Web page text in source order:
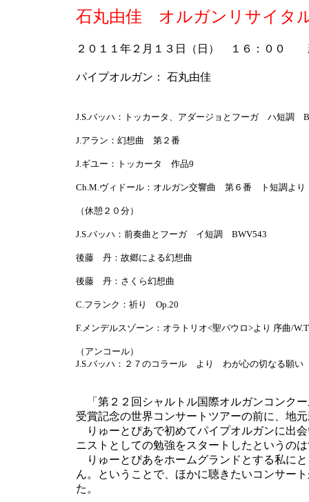
石丸由佳 オルガンリサイタ
２０１１年２月１３日（日） １６：００
パイプオルガン： 石丸由佳
J.S.バッハ：トッカータ、アダージョとフーガ ハ短調
J.アラン：幻想曲 第２番
J.ギユー：トッカータ 作品9
Ch.M.ヴィドール：オルガン交響曲 第６番 ト短調よ
（休憩２０分）
J.S.バッハ：前奏曲とフーガ イ短調 BWV543
後藤 丹：故郷による幻想曲
後藤 丹：さくら幻想曲
C.フランク：祈り Op.20
F.メンデルスゾーン：オラトリオ<聖パウロ>より 序曲/
（アンコール）
J.S.バッハ：２７のコラール より わが心の切なる願
「第２２回シャルトル国際オルガンコンク
受賞記念の世界コンサートツアーの前に、地
りゅーとぴあで初めてパイプオルガンに出
ニストとしての勉強をスタートしたというの
りゅーとぴあをホームグランドとする私に
ん。ということで、ほかに聴きたいコンサー
た。